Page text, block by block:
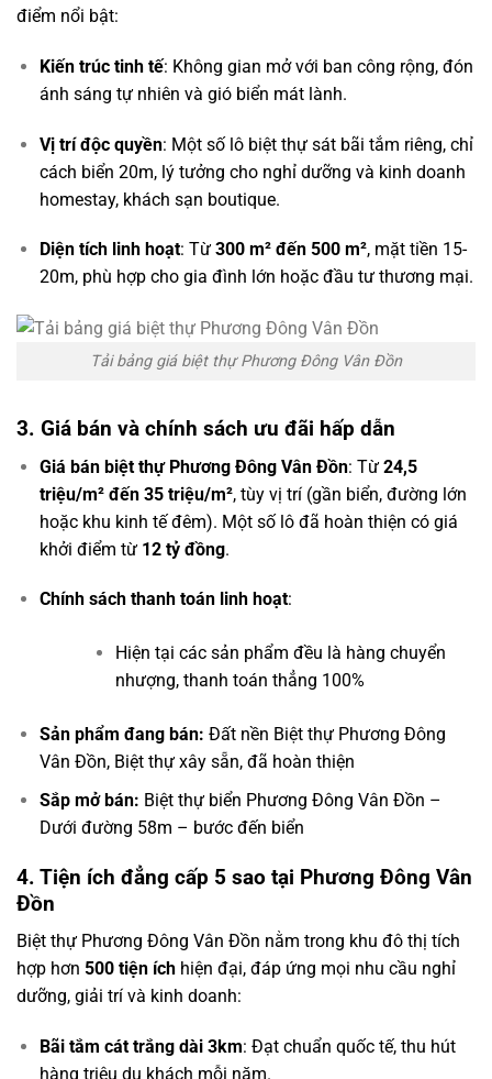
điểm nổi bật:
Kiến trúc tinh tế: Không gian mở với ban công rộng, đón
ánh sáng tự nhiên và gió biển mát lành.
Vị trí độc quyền: Một số lô biệt thự sát bãi tắm riêng, chỉ
cách biển 20m, lý tưởng cho nghỉ dưỡng và kinh doanh
homestay, khách sạn boutique.
Diện tích linh hoạt: Từ 300 m² đến 500 m², mặt tiền 15-
20m, phù hợp cho gia đình lớn hoặc đầu tư thương mại.
Tải bảng giá biệt thự Phương Đông Vân Đồn
3. Giá bán và chính sách ưu đãi hấp dẫn
Giá bán biệt thự Phương Đông Vân Đồn: Từ 24,5
triệu/m² đến 35 triệu/m², tùy vị trí (gần biển, đường lớn
hoặc khu kinh tế đêm). Một số lô đã hoàn thiện có giá
khởi điểm từ 12 tỷ đồng.
Chính sách thanh toán linh hoạt:
Hiện tại các sản phẩm đều là hàng chuyển
nhượng, thanh toán thẳng 100%
Sản phẩm đang bán: Đất nền Biệt thự Phương Đông
Vân Đồn, Biệt thự xây sẵn, đã hoàn thiện
Sắp mở bán: Biệt thự biển Phương Đông Vân Đồn –
Dưới đường 58m – bước đến biển
4. Tiện ích đẳng cấp 5 sao tại Phương Đông Vân
Đồn
Biệt thự Phương Đông Vân Đồn nằm trong khu đô thị tích
hợp hơn 500 tiện ích hiện đại, đáp ứng mọi nhu cầu nghỉ
dưỡng, giải trí và kinh doanh:
Bãi tắm cát trắng dài 3km: Đạt chuẩn quốc tế, thu hút
hàng triệu du khách mỗi năm.